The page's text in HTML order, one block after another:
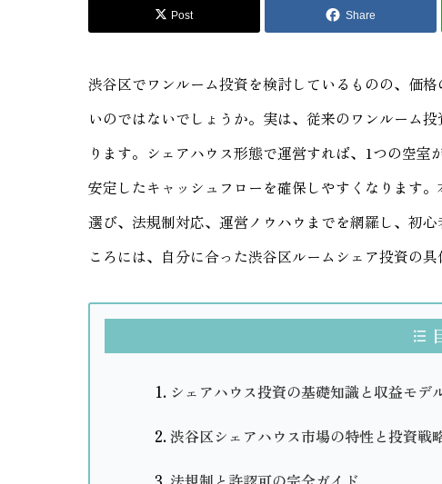
Post Share
渋谷区でワンルーム投資を検討しているものの、価
いのではないでしょうか。実は、従来のワンルーム
ります。シェアハウス形態で運営すれば、1つの空
安定したキャッシュフローを確保しやすくなります
選び、法規制対応、運営ノウハウまでを網羅し、初
ころには、自分に合った渋谷区ルームシェア投資の
シェアハウス投資の基礎知識と収益モデ
渋谷区シェアハウス市場の特性と投資戦